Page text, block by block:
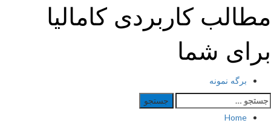
to
content
مطالب کاربردی کامالیا
برای شما
Primary
Menu
برگه نمونه
جستجو
برای:
Home